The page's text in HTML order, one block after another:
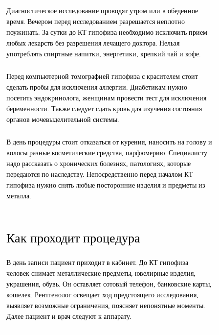
Диагностическое исследование проводят утром или в обеденное
время. Вечером перед исследованием разрешается неплотно
поужинать. За сутки до КТ гипофиза необходимо исключить прием
любых лекарств без разрешения лечащего доктора. Нельзя
употреблять спиртные напитки, энергетики, крепкий чай и кофе.
Перед компьютерной томографией гипофиза с красителем стоит
сделать пробы для исключения аллергии. Диабетикам нужно
посетить эндокринолога, женщинам провести тест для исключения
беременности. Также следует сдать кровь для изучения состояния
органов мочевыделительной системы.
В день процедуры стоит отказаться от курения, наносить на голову и
волосы разные косметические средства, парфюмерию. Специалисту
надо рассказать о хронических болезнях, патологиях, которые
передаются по наследству. Непосредственно перед началом КТ
гипофиза нужно снять любые посторонние изделия и предметы из
металла.
Как проходит процедура
В день записи пациент приходит в кабинет. До КТ гипофиза
человек снимает металлические предметы, ювелирные изделия,
украшения, обувь. Он оставляет сотовый телефон, банковские карты,
кошелек. Рентгенолог освещает ход предстоящего исследования,
выявляет возможные ограничения, поясняет непонятные моменты.
Далее пациент и врач следуют к аппарату.